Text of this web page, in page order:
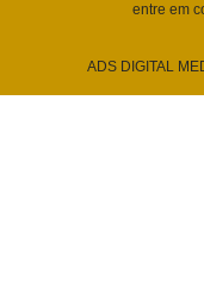
entre em
ADS DIGITAL